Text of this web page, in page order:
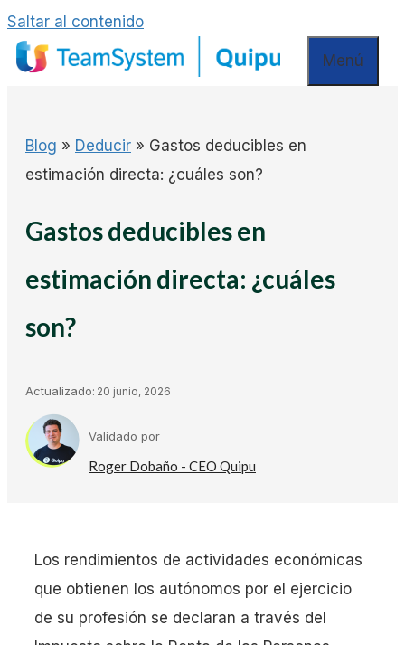
Saltar al contenido
Menú
Blog » Deducir » Gastos deducibles en
estimación directa: ¿cuáles son?
Gastos deducibles en
estimación directa: ¿cuáles
son?
Actualizado: 20 junio, 2026
Validado por
Roger Dobaño - CEO Quipu
Los rendimientos de actividades económicas
que obtienen los autónomos por el ejercicio
de su profesión se declaran a través del